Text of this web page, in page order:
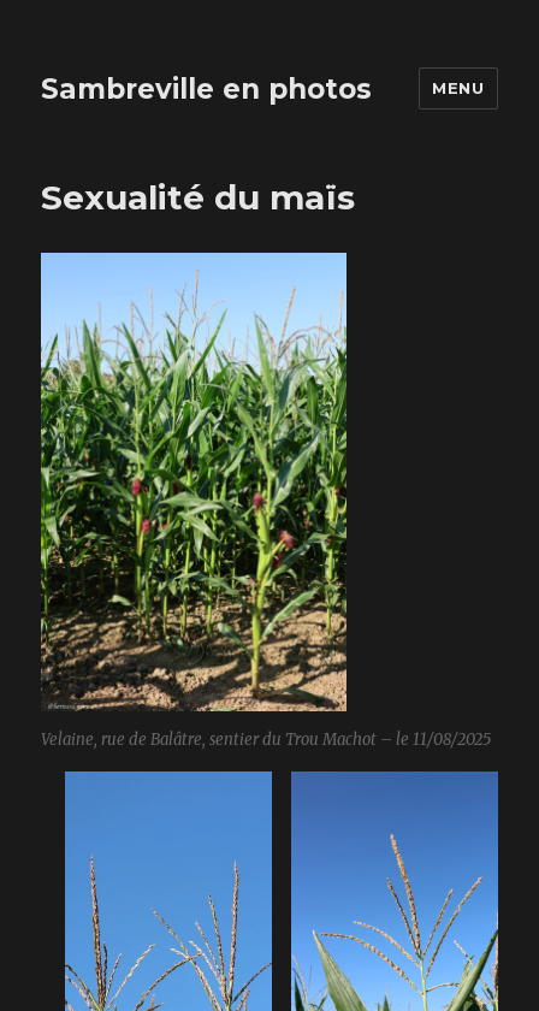
Sambreville en photos MENU
Sexualité du maïs
Velaine, rue de Balâtre, sentier du Trou Machot – le 11/08/2025